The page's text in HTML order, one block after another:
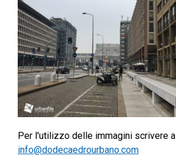
Per l'utilizzo delle immagini scrivere a
info@dodecaedrourbano.com